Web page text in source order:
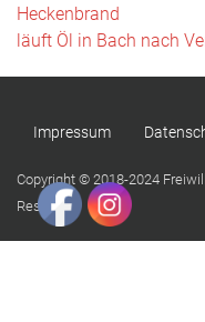
Heckenbrand
läuft Öl in Bach nach
Impressum
Copyright © 2018-2024
Reserved.